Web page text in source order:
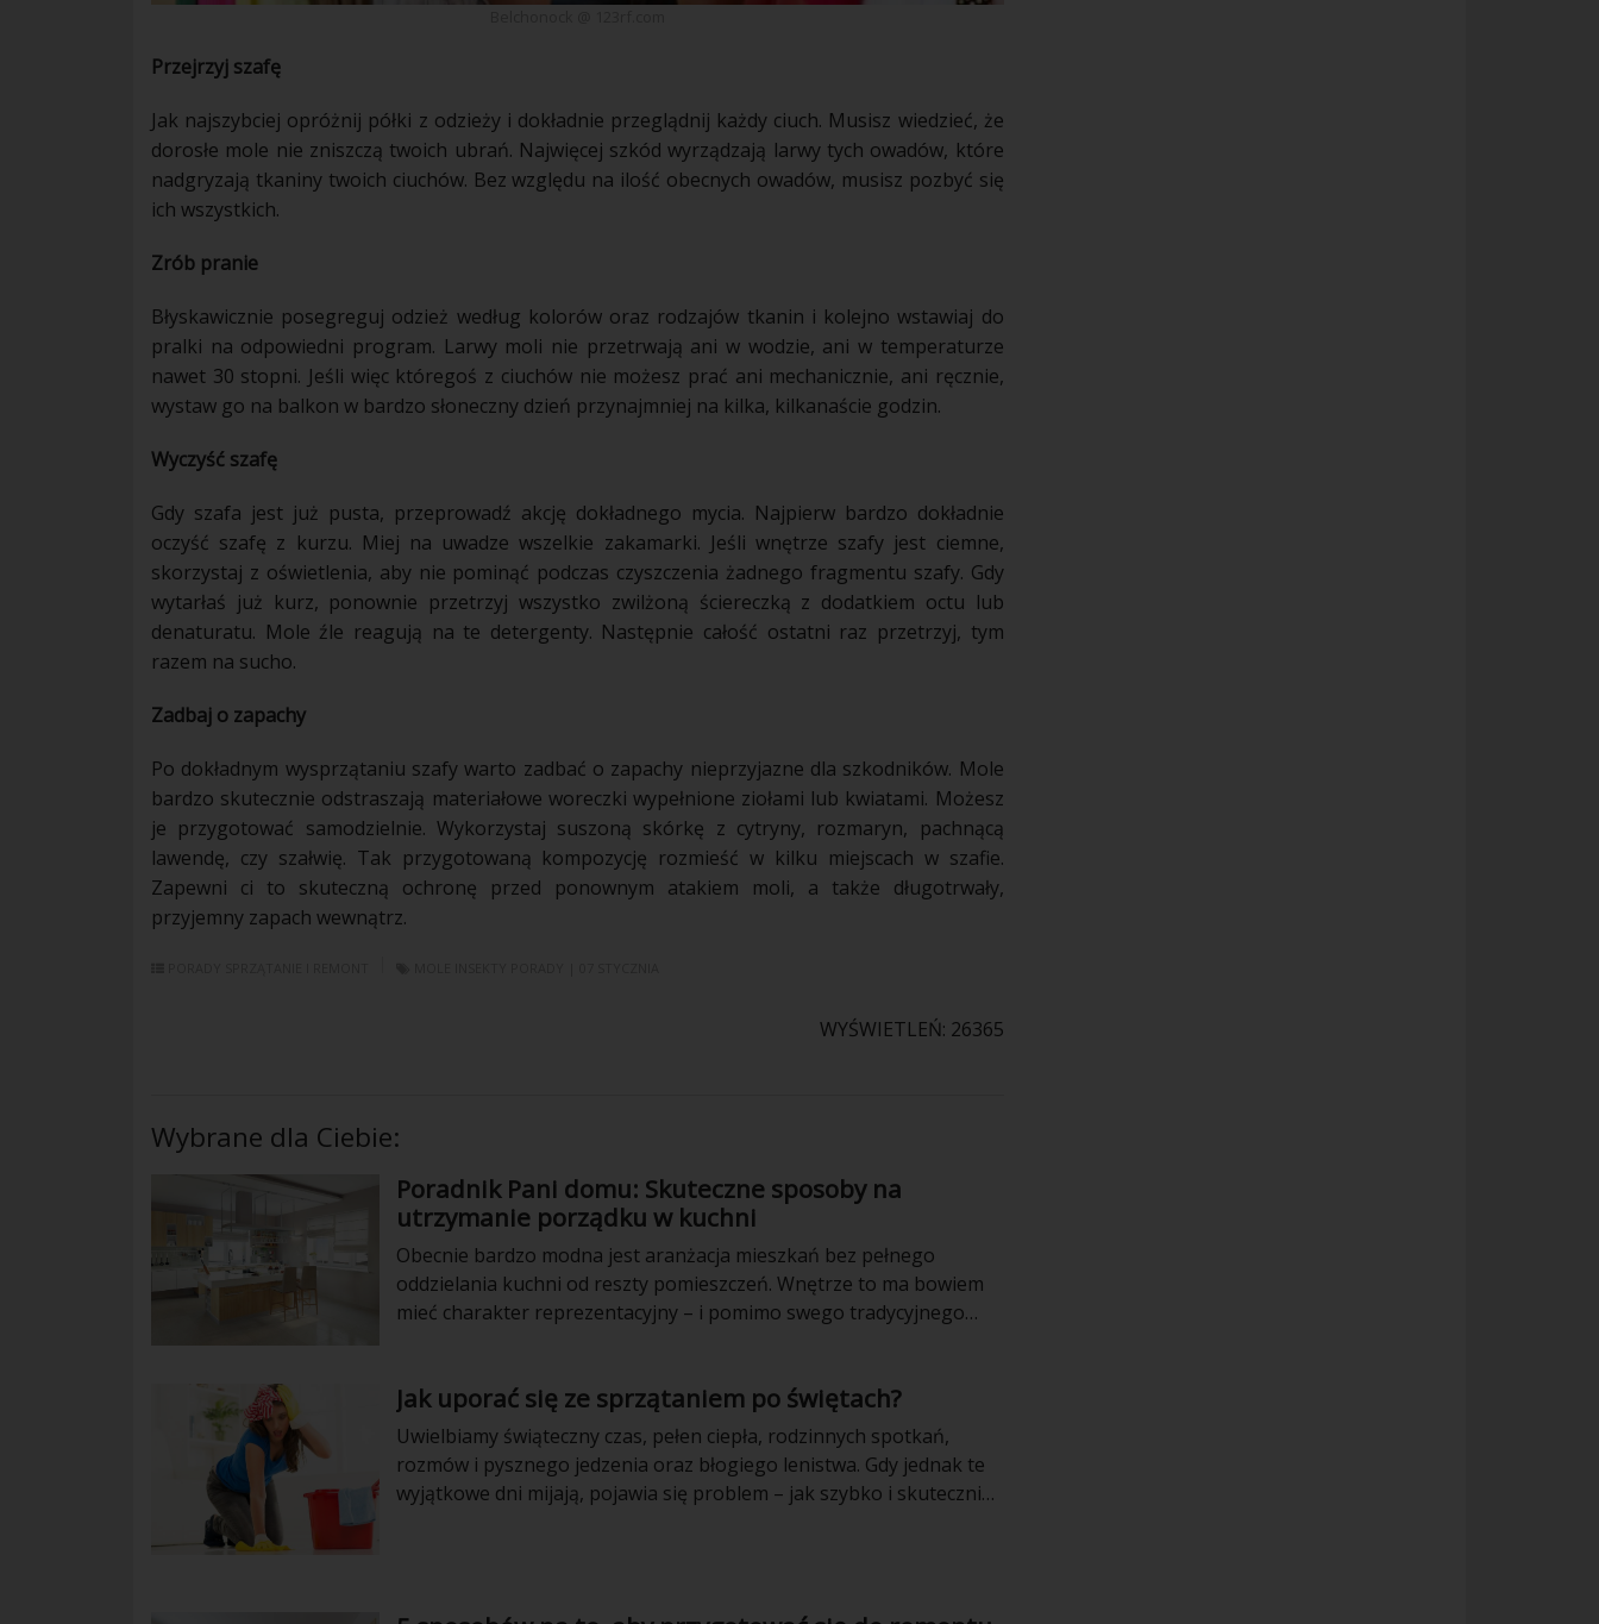
Przejrzyj szafę
Jak najszybciej opróżnij półki z odzieży i dokładnie przeglądnij każdy ciuch. Musisz wiedzieć, że
dorosłe mole nie zniszczą twoich ubrań. Najwięcej szkód wyrządzają larwy tych owadów, które
nadgryzają tkaniny twoich ciuchów. Bez względu na ilość obecnych owadów, musisz pozbyć się
ich wszystkich.
Zrób pranie
Błyskawicznie posegreguj odzież według kolorów oraz rodzajów tkanin i kolejno wstawiaj do
pralki na odpowiedni program. Larwy moli nie przetrwają ani w wodzie, ani w temperaturze
nawet 30 stopni. Jeśli więc któregoś z ciuchów nie możesz prać ani mechanicznie, ani ręcznie,
wystaw go na balkon w bardzo słoneczny dzień przynajmniej na kilka, kilkanaście godzin.
Wyczyść szafę
Gdy szafa jest już pusta, przeprowadź akcję dokładnego mycia. Najpierw bardzo dokładnie
oczyść szafę z kurzu. Miej na uwadze wszelkie zakamarki. Jeśliwnętrze szafy jest ciemne,
skorzystaj z oświetlenia, aby nie pominąć podczas czyszczenia żadnego fragmentu szafy. Gdy
wytarłaś już kurz, ponownie przetrzyj wszystko zwilżoną ściereczką z dodatkiem octu lub
denaturatu. Mole źle reagują na te detergenty. Następnie całość ostatni raz przetrzyj, tym
razem na sucho.
Zadbaj o zapachy
Po dokładnym wysprzątaniu szafy warto zadbać o zapachy nieprzyjazne dla szkodników. Mole
bardzo skutecznie odstraszają materiałowe woreczki wypełnione ziołami lub kwiatami. Możesz
je przygotować samodzielnie. Wykorzystaj suszoną skórkę z cytryny, rozmaryn, pachnącą
lawendę, czy szałwię. Tak przygotowaną kompozycję rozmieść w kilku miejscach w szafie.
Zapewni ci to skuteczną ochronę przed ponownym atakiem moli, a także długotrwały,
przyjemny zapach wewnątrz.
WYŚWIETLEŃ: 26365
Wybrane dla Ciebie:
Poradnik Pani domu: Skuteczne sposoby na
utrzymanie porządku w kuchni
Obecnie bardzo modna jest aranżacja mieszkań bez pełnego
oddzielania kuchni od reszty pomieszczeń. Wnętrze to ma bowiem
mieć charakter reprezentacyjny – i pomimo swego tradycyjnego
Choć aranżacja taka jest niezwykle ciekawa, wymaga ona nader
dużej dbałości o porządek w kuchni, w której łatwo o zabrudzenia.
Jak uporać się ze sprzątaniem po świętach?
Uwielbiamy świąteczny czas, pełen ciepła, rodzinnych spotkań,
rozmów i pysznego jedzenia oraz błogiego lenistwa. Gdy jednak te
wyjątkowe dni mijają, pojawia się problem – jak szybko i skutecznie